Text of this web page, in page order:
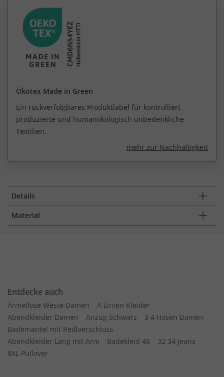
Ökotex Made in Green
Ein rückverfolgbares Produktlabel für kontrolliert
produzierte und humanökologisch unbedenkliche
Textilien.
mehr zur Nachhaltigkeit
Details
Material
Entdecke auch
Ärmellose Weste Damen
A Linien Kleider
Abendkleider Damen
Anzug Schwarz
3 4 Hosen Damen
Bademantel mit Reißverschluss
Abendkleider Lang mit Arm
Badekleid 48
32 34 Jeans
8XL Pullover